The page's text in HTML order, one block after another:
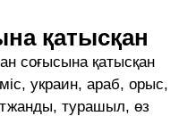
қатысқан
соғы­сына қатысқан
украин, араб, орыс,
турашыл, өз